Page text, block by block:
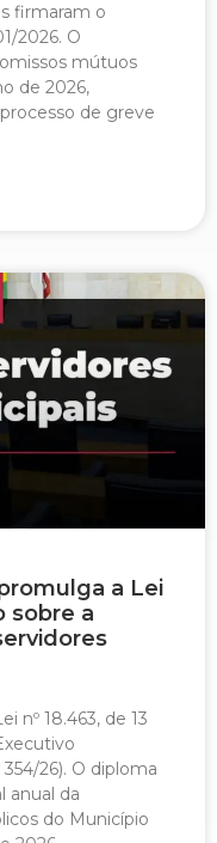
firmaram o
2026. O
mútuos
de 2026,
de greve
a Lei
sobre a
nº 18.463, de 13
26). O diploma
anual da
do Município